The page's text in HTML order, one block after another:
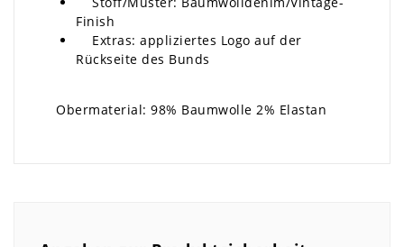
Finish
Extras: appliziertes Logo auf der
Rückseite des Bunds
Obermaterial: 98% Baumwolle 2% Elastan